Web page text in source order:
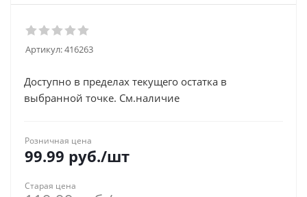
Артикул:416263
Доступно в пределах текущего остатка в
выбранной точке. См.наличие
Розничная цена
99.99 руб./шт
Старая цена